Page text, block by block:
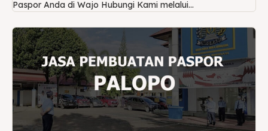
Paspor Anda di Wajo Hubungi Kami melalui...